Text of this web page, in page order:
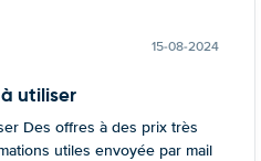
15-08-2024
utiliser
Des offres à des prix très
utiles envoyée par mail